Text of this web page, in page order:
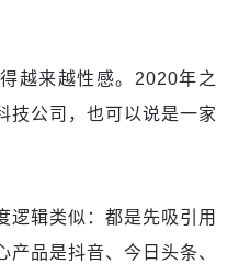
越来越性感。2020年之
技公司，也可以说是一家
逻辑类似：都是先吸引用
产品是抖音、今日头条、